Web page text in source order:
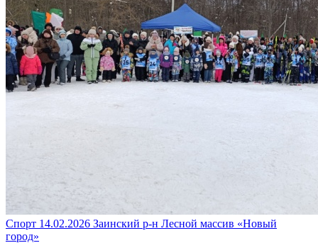
Спорт 14.02.2026 Заинский р-н Лесной массив «Новый
город»